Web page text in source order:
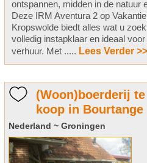
ontspannen, midden in de natuur
Deze IRM Aventura 2 op
Kropswolde biedt alles wat u
volledig instapklaar en ideaal
verhuur. Met ..... Lees Verder >>
(Woon)boerderij te
koop in Bourtange
Nederland ~ Groningen